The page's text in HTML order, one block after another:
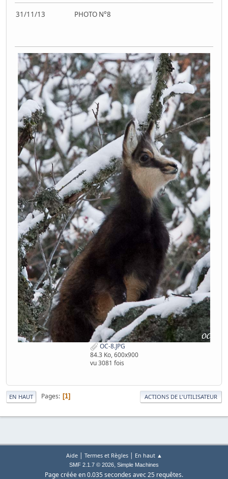
31/11/13 PHOTO N°8
OC-8.JPG
84.3 Ko, 600x900
vu 3081 fois
EN HAUT Pages 1 ACTIONS DE L'UTILISATEUR
Aide| Termes et Règles| En haut ▲
SMF 2.1.7 © 2026, Simple Machines
Page créée en 0.035 secondes avec 25 requêtes.